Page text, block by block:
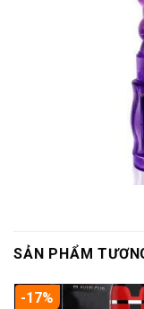
SẢN PHẨM
-17%